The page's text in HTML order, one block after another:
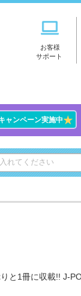
お客様
サポート
ャンペーン実施中★
と1冊に収載!! J-